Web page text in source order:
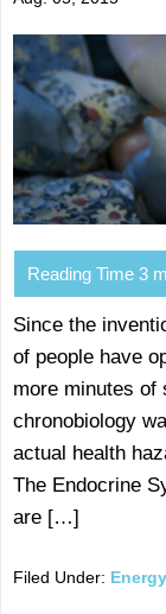
Since the
of people have
more minutes of
chronobiology
actual health
The Endocrine
are […]
Filed Under: Energy